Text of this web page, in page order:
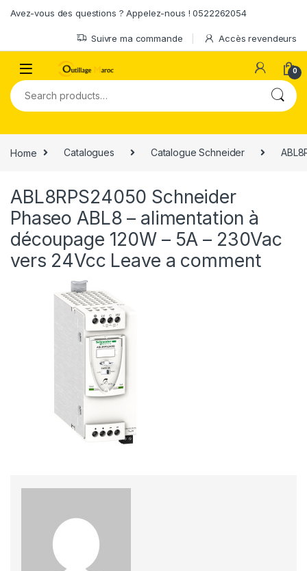
Avez-vous des questions ? Appelez-nous ! 0522262054
Suivre ma commande Accès revendeurs
0
Search for:
Home Catalogues Catalogue Schneider
ABL8RPS24050 Schneider
Phaseo ABL8 – alimentation à
découpage 120W – 5A – 230Vac
vers 24Vcc Leave a comment